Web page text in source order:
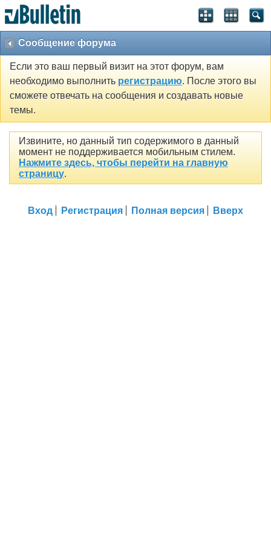
Сообщение форума
Если это ваш первый визит на этот форум, вам
необходимо выполнить регистрацию. После этого вы
сможете отвечать на сообщения и создавать новые
темы.
Извините, но данный тип содержимого в данный
момент не поддерживается мобильным стилем.
Нажмите здесь, чтобы перейти на главную
страницу.
Вход Регистрация Полная версия Вверх